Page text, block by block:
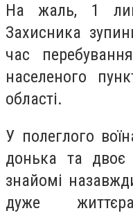
На жаль, 1
Захисника
час
населеного
області.
У полеглого
донька та двоє
знайомі
дуже